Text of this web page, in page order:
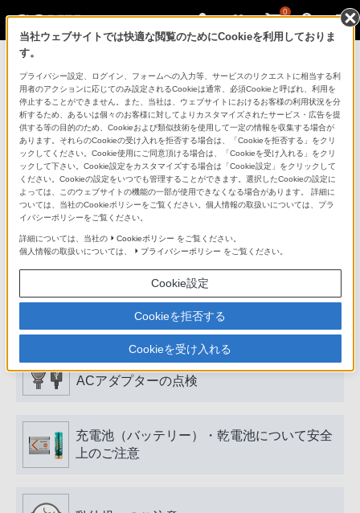
0
製品を安全に、安心してご使用いただ
くために
日常の清掃・点検が大切です。安全のため取扱説明書を
よく読みましょう。
製品に関する重要なお知らせ
安全で上手な使いかた
愛情点検のおすすめ
電源プラグ・コード、USB端子・ケーブル、
ACアダプターの点検
充電池（バッテリー）・乾電池について安全
上のご注意
当社ウェブサイトでは快適な閲覧のためにCookieを利用しておりま
す。
プライバシー設定、ログイン、フォームへの入力等、サービスのリクエストに相当する利
用者のアクションに応じてのみ設定されるCookieは通常、必須Cookieと呼ばれ、利用を
停止することができません。また、当社は、ウェブサイトにおけるお客様の利用状況を分
析するため、あるいは個々のお客様に対してよりカスタマイズされたサービス・広告を提
供する等の目的のため、Cookieおよび類似技術を使用して一定の情報を収集する場合が
あります。それらのCookieの受け入れを拒否する場合は、「Cookieを拒否する」をクリ
ックしてください。Cookie使用にご同意頂ける場合は、「Cookieを受け入れる」をクリ
ックして下さい。Cookie設定をカスタマイズする場合は「Cookie設定」をクリックして
ください。Cookieの設定をいつでも管理することができます。選択したCookieの設定に
よっては、このウェブサイトの機能の一部が使用できなくなる場合があります。 詳細に
ついては、当社のCookieポリシーをご覧ください。個人情報の取扱いについては、プラ
イバシーポリシーをご覧ください。
詳細については、当社の Cookieポリシー をご覧ください。
個人情報の取扱いについては、
プライバシーポリシー をご覧ください。
Cookie設定
Cookieを拒否する
Cookieを受け入れる